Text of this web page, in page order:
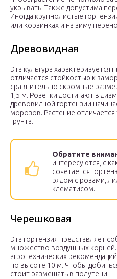
укрывать. Также допустима
Иногда крупнолистые
или корзинках и на зиму
Древовидная
Эта культура
отличается стойкостью к
сравнительно скромные
1,5 м. Розетки достигают в
древовидной гортензии
морозов. Растение
грунта.
Обратите
интересуются, с
сочетается
рядом с розами,
клематисом.
Черешковая
Эта гортензия представляет
множество воздушных
агротехнических
по высоте 10 м. Чтобы
стоит размещать в полутени.